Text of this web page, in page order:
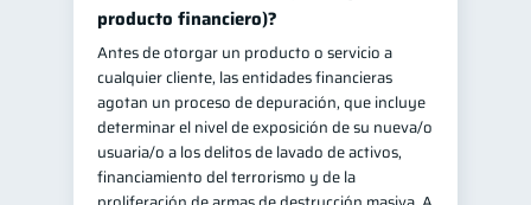
producto financiero)?
Antes de otorgar un producto o servicio a
cualquier cliente, las entidades financieras
agotan un proceso de depuración, que incluye
determinar el nivel de exposición de su nueva/o
usuaria/o a los delitos de lavado de activos,
financiamiento del terrorismo y de la